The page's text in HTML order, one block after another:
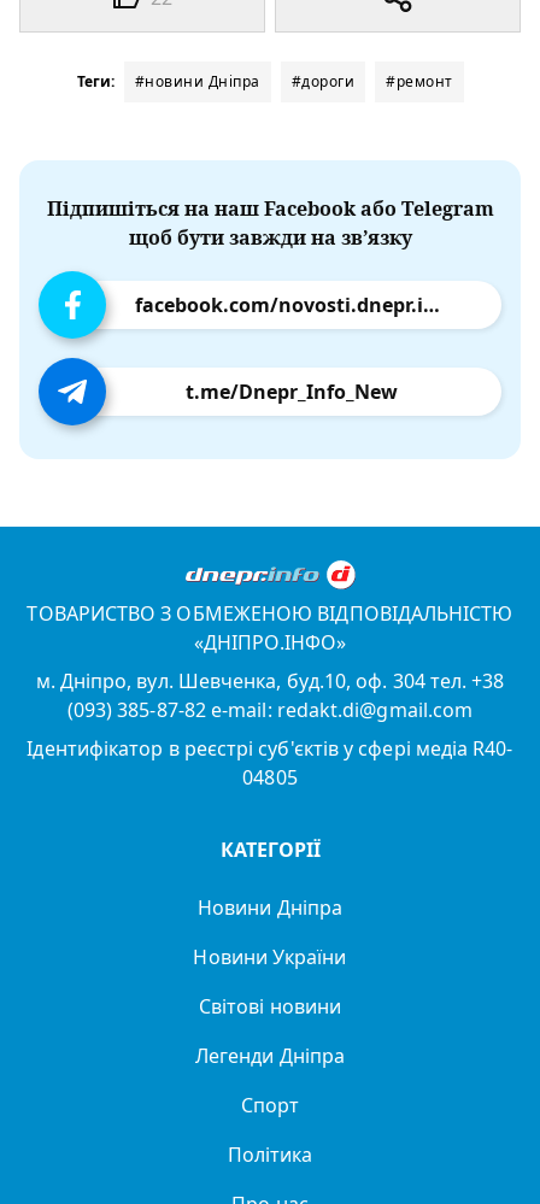
Теги: #новини Дніпра #дороги #ремонт
Підпишіться на наш Facebook або Telegram
щоб бути завжди на зв’язку
facebook.com/novosti.dnepr.info
t.me/Dnepr_Info_New
ТОВАРИСТВО З ОБМЕЖЕНОЮ ВІДПОВІДАЛЬНІСТЮ
«ДНІПРО.ІНФО»
м. Дніпро, вул. Шевченка, буд.10, оф. 304 тел. +38
(093) 385-87-82 e-mail: redakt.di@gmail.com
Ідентифікатор в реєстрі суб'єктів у сфері медіа R40-
04805
КАТЕГОРІЇ
Новини Дніпра
Новини України
Світові новини
Легенди Дніпра
Спорт
Політика